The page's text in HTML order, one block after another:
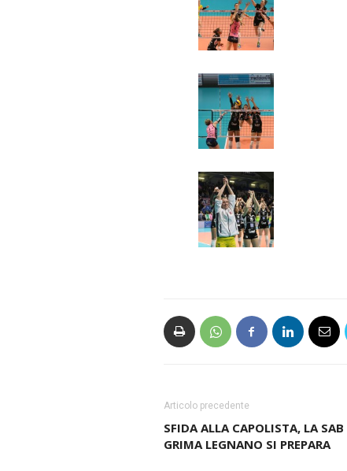
Articolo precedente
SFIDA ALLA CAPOLISTA, LA SAB
GRIMA LEGNANO SI PREPARA